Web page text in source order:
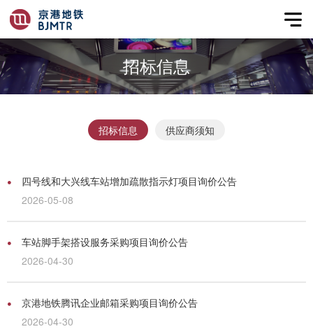
招标信息 供应商须知
招标信息
四号线和大兴线车站增加疏散指示灯项目询价公告
2026-05-08
车站脚手架搭设服务采购项目询价公告
2026-04-30
京港地铁腾讯企业邮箱采购项目询价公告
2026-04-30